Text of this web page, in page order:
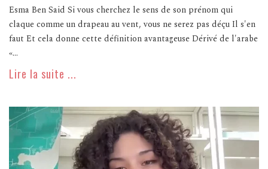
Esma Ben Said Si vous cherchez le sens de son prénom qui
claque comme un drapeau au vent, vous ne serez pas déçu Il s'en
faut Et cela donne cette définition avantageuse Dérivé de l'arabe
«...
Lire la suite ...